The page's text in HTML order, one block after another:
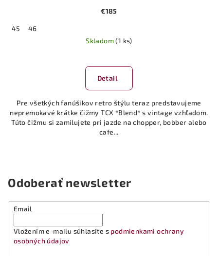
€185
45
46
Skladom(1 ks)
Detail
Pre všetkých fanúšikov retro štýlu teraz predstavujeme
nepremokavé krátke čižmy TCX *Blend* s vintage vzhľadom.
Túto čižmu si zamilujete pri jazde na chopper, bobber alebo
cafe...
Odoberať newsletter
Email
Vložením e-mailu súhlasíte s podmienkami ochrany
osobných údajov